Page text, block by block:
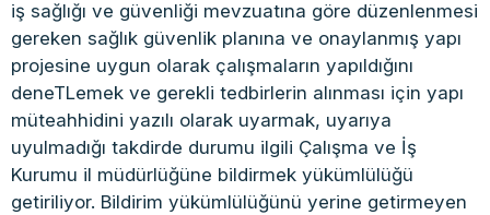
iş sağlığı ve güvenliği mevzuatına göre düzenlenmesi
gereken sağlık güvenlik planına ve onaylanmış yapı
projesine uygun olarak çalışmaların yapıldığını
deneTLemek ve gerekli tedbirlerin alınması için yapı
müteahhidini yazılı olarak uyarmak, uyarıya
uyulmadığı takdirde durumu ilgili Çalışma ve İş
Kurumu il müdürlüğüne bildirmek yükümlülüğü
getiriliyor. Bildirim yükümlülüğünü yerine getirmeyen